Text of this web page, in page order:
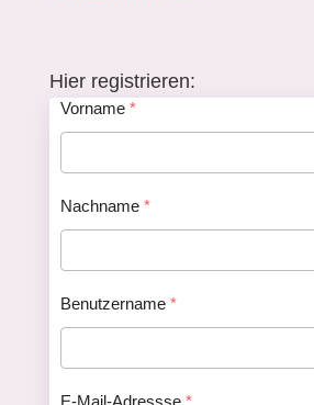
Hier registrieren:
Vorname *
Nachname *
Benutzername *
E-Mail-Adressse *